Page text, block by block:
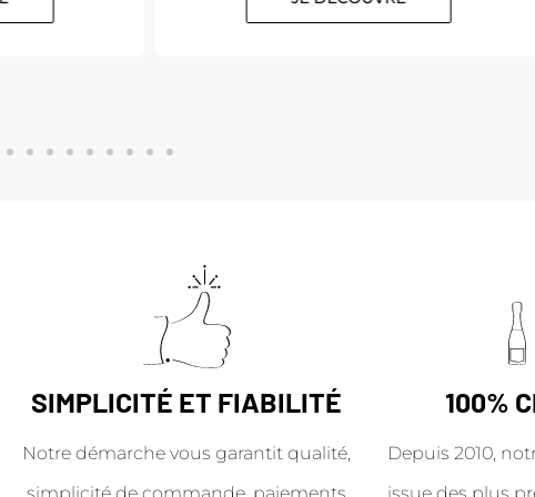
SIMPLICITÉ ET FIABILITÉ
Notre démarche vous garantit qualité,
100%
Depuis 2010,